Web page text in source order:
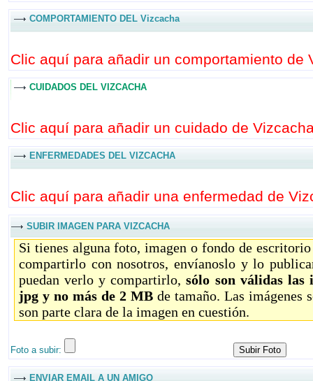
COMPORTAMIENTO DEL Vizcacha
Clic aquí para añadir un comportamiento de
CUIDADOS DEL VIZCACHA
Clic aquí para añadir un cuidado de
ENFERMEDADES DEL VIZCACHA
Clic aquí para añadir una enfermedad de
SUBIR IMAGEN PARA VIZCACHA
Si tienes alguna foto, imagen o fondo de
compartirlo con nosotros, envíanoslo y lo
puedan verlo y compartirlo,sólo son válidas las
jpg y no más de 2 MB de tamaño. Las imágenes
son parte clara de la imagen en cuestión.
Foto a subir:
ENVIAR EMAIL A UN AMIGO